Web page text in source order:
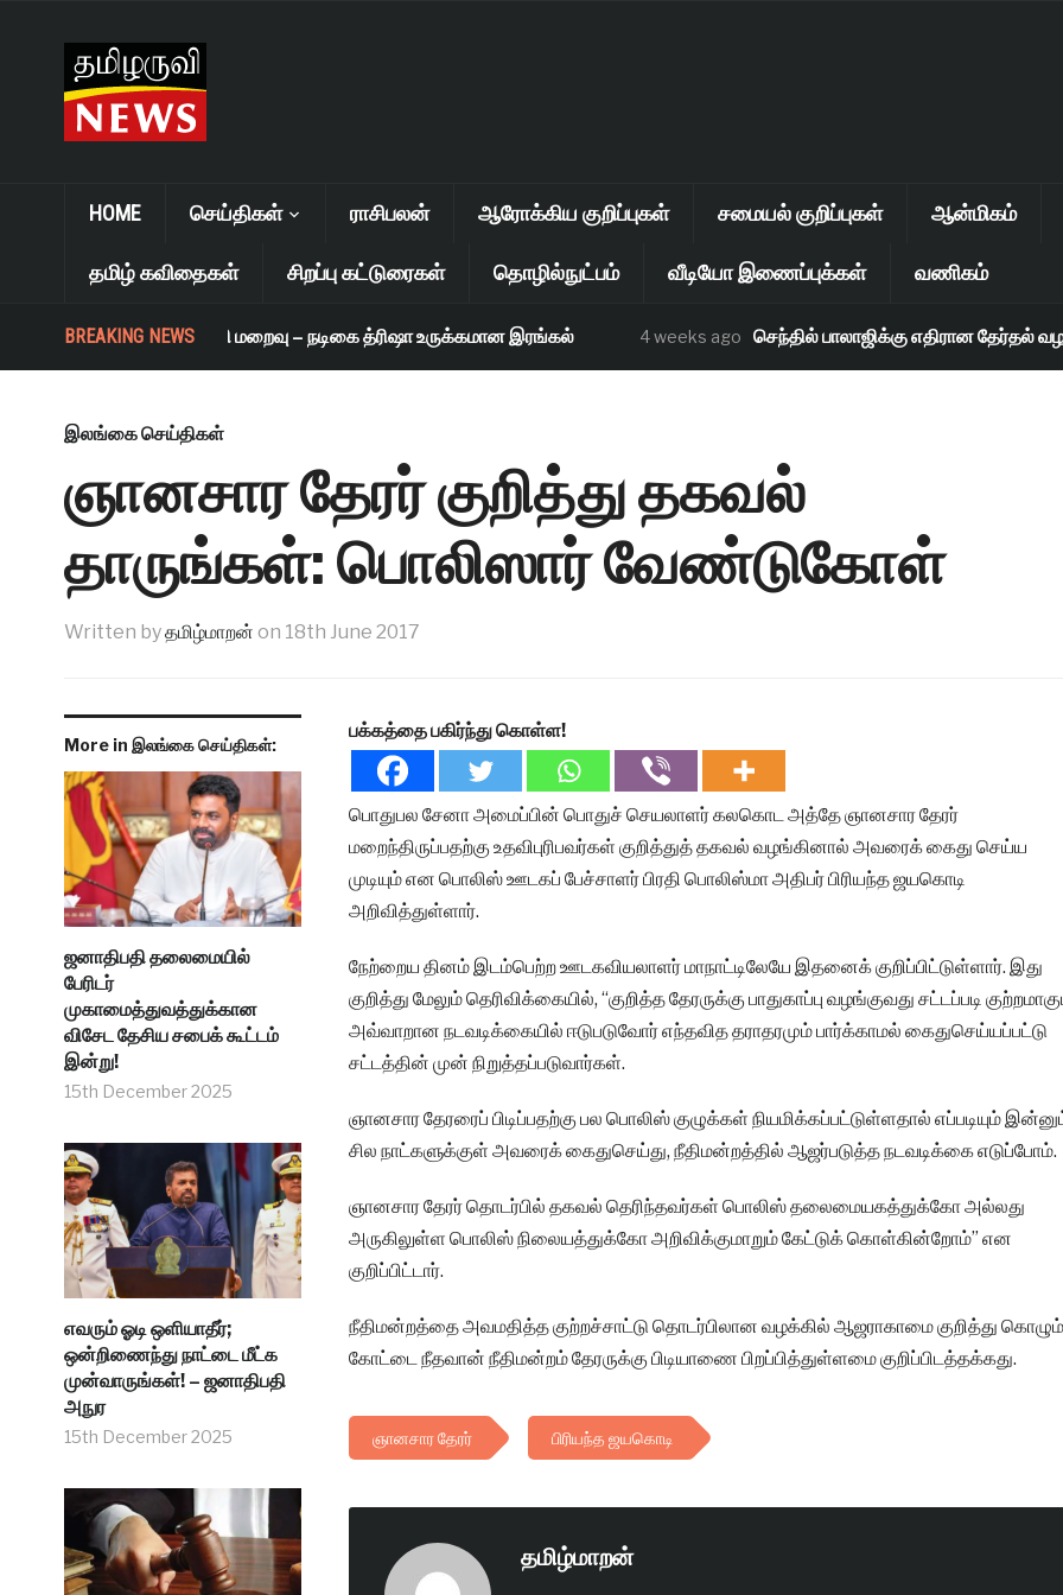
HOME செய்திகள் ராசிபலன் ஆரோக்கிய குறிப்புகள் சமையல் குறிப்புகள் ஆன்மிகம்
தமிழ் கவிதைகள் சிறப்பு கட்டுரைகள் தொழில்நுட்பம் வீடியோ இணைப்புக்கள் வணிகம்
BREAKING NEWS
எஸ். ஜானகி மறைவு – நடிகை த்ரிஷா உருக்கமான இரங்கல் 4 weeks ago செந்தில் பாலாஜிக்கு எதிரான தேர்தல்
இலங்கை செய்திகள்
ஞானசார தேரர் குறித்து தகவல்
தாருங்கள்: பொலிஸார் வேண்டுகோள்
Written byதமிழ்மாறன் on 18th June 2017
More in இலங்கை செய்திகள்:
ஜனாதிபதி தலைமையில்
பேரிடர்
முகாமைத்துவத்துக்கான
விசேட தேசிய சபைக் கூட்டம்
இன்று!
15th December 2025
எவரும் ஓடி ஒளியாதீர்;
ஒன்றிணைந்து நாட்டை மீட்க
முன்வாருங்கள்! – ஜனாதிபதி
அநுர
15th December 2025
பக்கத்தை பகிர்ந்து கொள்ள!
பொதுபல சேனா அமைப்பின் பொதுச் செயலாளர் கலகொட அத்தே ஞானசார தேரர்
மறைந்திருப்பதற்கு உதவிபுரிபவர்கள் குறித்துத் தகவல் வழங்கினால் அவரைக் கைது செய்ய
முடியும் என பொலிஸ் ஊடகப் பேச்சாளர் பிரதி பொலிஸ்மா அதிபர் பிரியந்த ஜயகொடி
அறிவித்துள்ளார்.
நேற்றைய தினம் இடம்பெற்ற ஊடகவியலாளர் மாநாட்டிலேயே இதனைக் குறிப்பிட்டுள்ளார். இது
குறித்து மேலும் தெரிவிக்கையில், “குறித்த தேரருக்கு பாதுகாப்பு வழங்குவது சட்டப்படி
அவ்வாறான நடவடிக்கையில் ஈடுபடுவோர் எந்தவித தராதரமும் பார்க்காமல் கைதுசெய்யப்பட்டு
சட்டத்தின் முன் நிறுத்தப்படுவார்கள்.
ஞானசார தேரரைப் பிடிப்பதற்கு பல பொலிஸ் குழுக்கள் நியமிக்கப்பட்டுள்ளதால் எப்படியும்
சில நாட்களுக்குள் அவரைக் கைதுசெய்து, நீதிமன்றத்தில் ஆஜர்படுத்த நடவடிக்கை எடுப்போம்.
ஞானசார தேரர் தொடர்பில் தகவல் தெரிந்தவர்கள் பொலிஸ் தலைமையகத்துக்கோ அல்லது
அருகிலுள்ள பொலிஸ் நிலையத்துக்கோ அறிவிக்குமாறும் கேட்டுக் கொள்கின்றோம்” என
குறிப்பிட்டார்.
நீதிமன்றத்தை அவமதித்த குற்றச்சாட்டு தொடர்பிலான வழக்கில் ஆஜராகாமை குறித்து
கோட்டை நீதவான் நீதிமன்றம் தேரருக்கு பிடியாணை பிறப்பித்துள்ளமை குறிப்பிடத்தக்கது.
ஞானசார தேரர் பிரியந்த ஜயகொடி
தமிழ்மாறன்